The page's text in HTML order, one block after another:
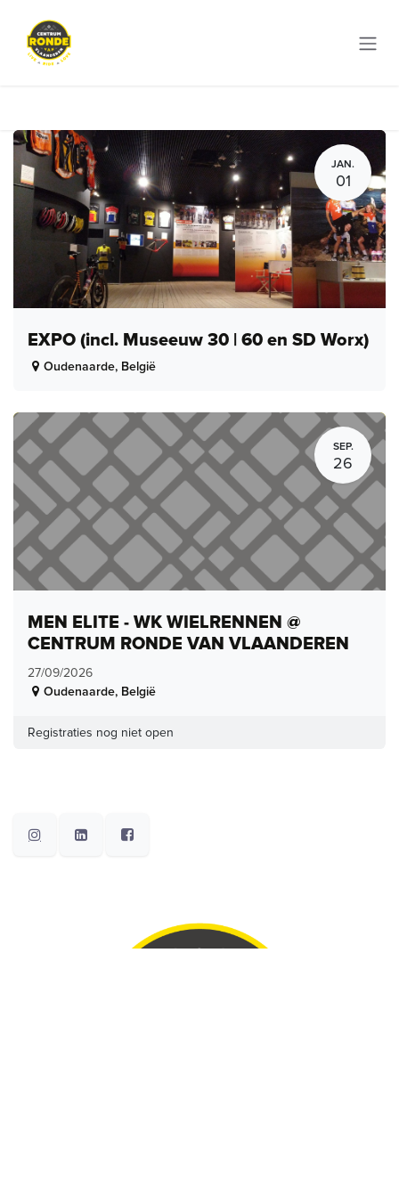
JAN.
01
EXPO (incl. Museeuw 30 | 60 en SD Worx)
Oudenaarde, België
SEP.
26
MEN ELITE - WK WIELRENNEN @
CENTRUM RONDE VAN VLAANDEREN
27/09/2026
Oudenaarde, België
Registraties nog niet open